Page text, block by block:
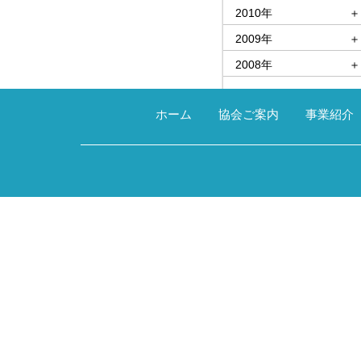
2010年
＋
2009年
＋
2008年
＋
ホーム 協会ご案内 事業紹介